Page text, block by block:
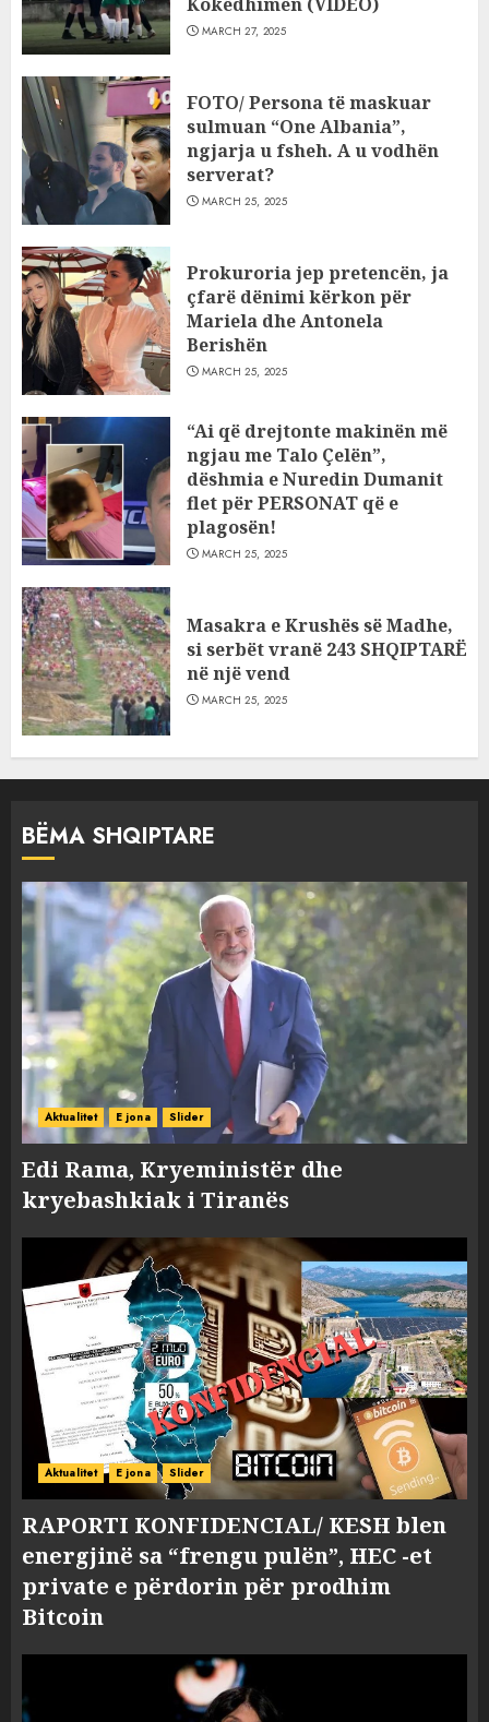
MARCH 27, 2025
FOTO/ Persona të maskuar
sulmuan “One Albania”,
ngjarja u fsheh. A u vodhën
serverat?
MARCH 25, 2025
Prokuroria jep pretencën, ja
çfarë dënimi kërkon për
Mariela dhe Antonela
Berishën
MARCH 25, 2025
“Ai që drejtonte makinën më
ngjau me Talo Çelën”,
dëshmia e Nuredin Dumanit
flet për PERSONAT që e
plagosën!
MARCH 25, 2025
Masakra e Krushës së Madhe,
si serbët vranë 243 SHQIPTARË
në një vend
MARCH 25, 2025
BËMA SHQIPTARE
Aktualitet E jona Slider
Edi Rama, Kryeministër dhe
kryebashkiak i Tiranës
Aktualitet E jona Slider
RAPORTI KONFIDENCIAL/ KESH blen
energjinë sa “frengu pulën”, HEC -et
private e përdorin për prodhim
Bitcoin